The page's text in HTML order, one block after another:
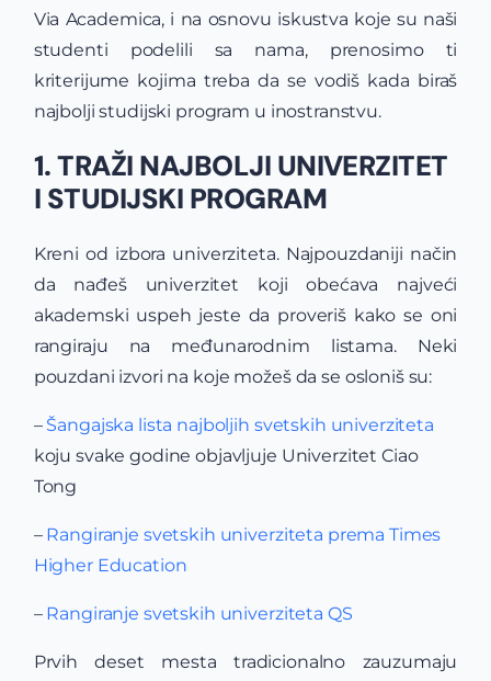
Via Academica, i na osnovu iskustva koje su naši
studenti podelili sa nama, prenosimo ti
kriterijume kojima treba da se vodiš kada biraš
najbolji studijski program u inostranstvu.
1. TRAŽI NAJBOLJI UNIVERZITET
I STUDIJSKI PROGRAM
Kreni od izbora univerziteta. Najpouzdaniji način
da nađeš univerzitet koji obećava najveći
akademski uspeh jeste da proveriš kako se oni
rangiraju na međunarodnim listama. Neki
pouzdani izvori na koje možeš da se osloniš su:
– Šangajska lista najboljih svetskih univerziteta
koju svake godine objavljuje Univerzitet Ciao
Tong
– Rangiranje svetskih univerziteta prema Times
Higher Education
– Rangiranje svetskih univerziteta QS
Prvih deset mesta tradicionalno zauzumaju